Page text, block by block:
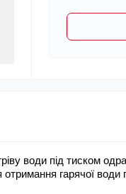
води під тиском
гарячої води